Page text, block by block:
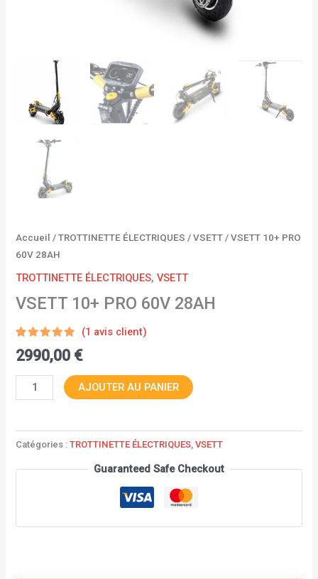
Accueil /TROTTINETTE ÉLECTRIQUES /VSETT / VSETT 10+ PRO
60V 28AH
TROTTINETTE ÉLECTRIQUES,VSETT
VSETT 10+ PRO 60V 28AH
Noté5.00
sur 5
1
notation
client
(1 avis client)
2990,00 €
AJOUTER AU PANIER
Catégories :TROTTINETTE ÉLECTRIQUES ,VSETT
Guaranteed Safe Checkout